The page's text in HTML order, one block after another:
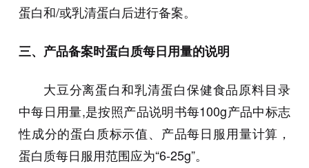
蛋白和/或乳清蛋白后进行备案。
三、产品备案时蛋白质每日用量的说明
大豆分离蛋白和乳清蛋白保健食品原料目录
中每日用量,是按照产品说明书每100g产品中标志
性成分的蛋白质标示值、产品每日服用量计算，
蛋白质每日服用范围应为“6-25g”。